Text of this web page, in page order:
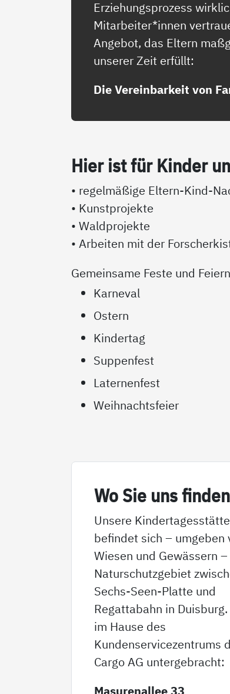
Erziehungsprozess
Mitarbeiter*innen
Angebot, das Eltern
unserer Zeit erfüllt:
Die Vereinbarkeit von
Hier ist für Kin­der
• regelmäßige Eltern-Kind-
• Kunstprojekte
• Waldprojekte
• Arbeiten mit der
Gemeinsame Feste und
Karneval
Ostern
Kindertag
Suppenfest
Laternenfest
Weihnachtsfeier
Wo Sie uns fin­den
Unsere Kindertagesstätte
befindet sich – umgeben
Wiesen und Gewässern
Naturschutzgebiet
Sechs-Seen-Platte und
Regattabahn in
im Hause des
Kundenservicezentrums
Cargo AG untergebracht: